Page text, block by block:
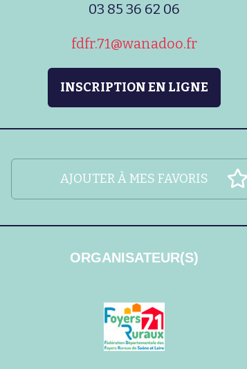
03 85 36 62 06
fdfr.71@wanadoo.fr
INSCRIPTION EN LIGNE
AJOUTER À MES FAVORIS
ORGANISATEUR(S)